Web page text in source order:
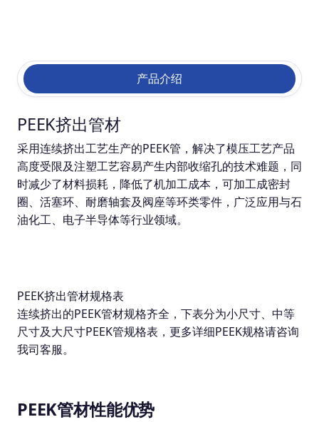
产品介绍
PEEK挤出管材
采用连续挤出工艺生产的PEEK管，解决了模压工艺产品
高度受限及注塑工艺容易产生内部收缩孔的技术难题，同
时减少了材料损耗，降低了机加工成本，可加工成密封
圈、活塞环、耐磨轴套及阀座等环类零件，广泛应用与石
油化工、电子半导体等行业领域。
PEEK挤出管材规格表
连续挤出的PEEK管材规格齐全，下表分为小尺寸、中等
尺寸及大尺寸PEEK管规格表，更多详细PEEK规格请咨询
我司客服。
PEEK管材性能优势